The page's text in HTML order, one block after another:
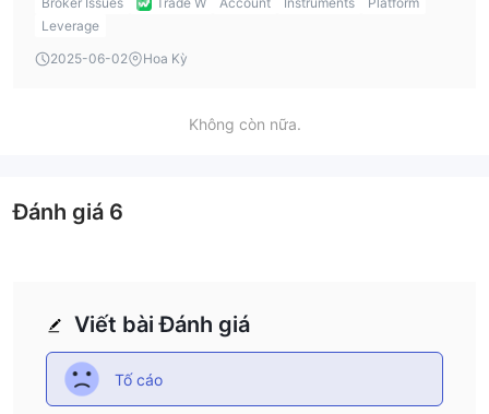
Leverage
2025-06-02
Hoa Kỳ
Không còn nữa.
Viết bài Đánh giá
Tố cáo
Đánh giá 6